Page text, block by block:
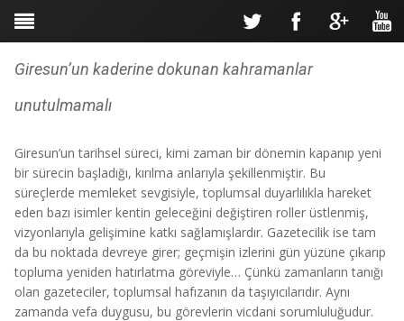
Giresun’un kaderine dokunan kahramanlar
unutulmamalı
Giresun’un tarihsel süreci, kimi zaman bir dönemin kapanıp yeni
bir sürecin başladığı, kırılma anlarıyla şekillenmiştir. Bu
süreçlerde memleket sevgisiyle, toplumsal duyarlılıkla hareket
eden bazı isimler kentin geleceğini değiştiren roller üstlenmiş,
vizyonlarıyla gelişimine katkı sağlamışlardır. Gazetecilik ise tam
da bu noktada devreye girer; geçmişin izlerini gün yüzüne çıkarıp
topluma yeniden hatırlatma göreviyle… Çünkü zamanların tanığı
olan gazeteciler, toplumsal hafızanın da taşıyıcılarıdır. Aynı
zamanda vefa duygusu, bu görevlerin vicdani sorumluluğudur.